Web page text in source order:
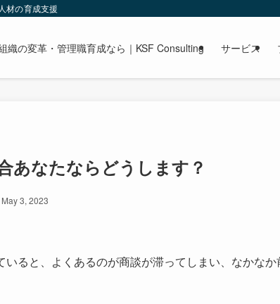
材の育成支援
織の変革・管理職育成なら｜KSF Consulting サービス
あなたならどうします？
May 3, 2023
いると、よくあるのが商談が滞ってしまい、なかな